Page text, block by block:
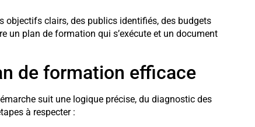
objectifs clairs, des publics identifiés, des budgets
un plan de formation qui s’exécute et un document
de formation efficace
suit une logique précise, du diagnostic des
à respecter :